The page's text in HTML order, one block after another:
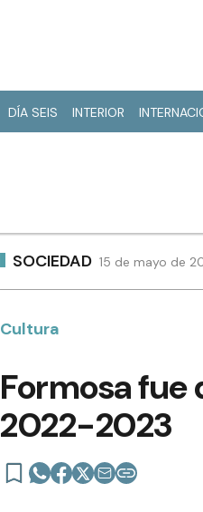
DÍA SEIS INTERIOR
SOCIEDAD 15 de mayo de
Cultura
Formosa fue
2022-2023